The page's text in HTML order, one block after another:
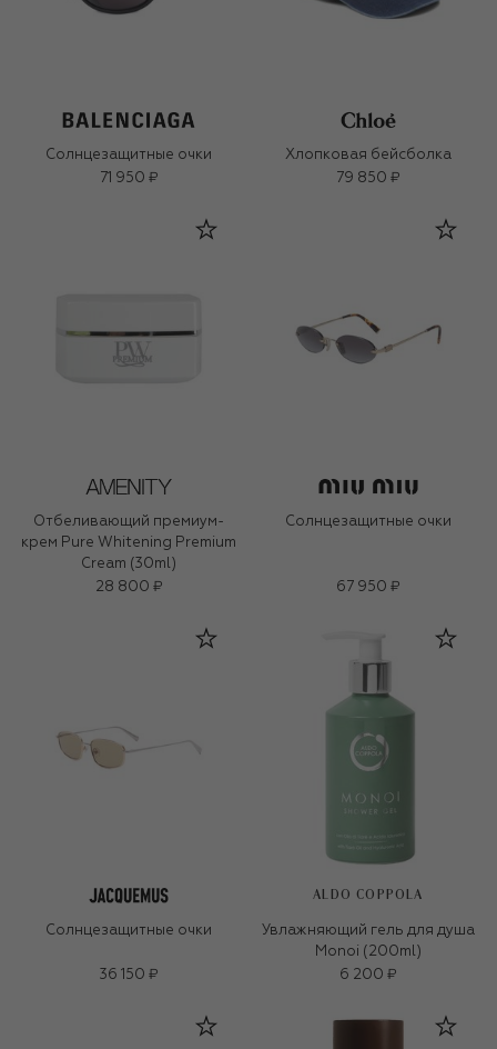
Солнцезащитные очки
71 950 ₽
Хлопковая бейсболка
79 850 ₽
Отбеливающий премиум-
крем Pure Whitening Premium
Cream (30ml)
28 800 ₽
Солнцезащитные очки
67 950 ₽
Солнцезащитные очки
36 150 ₽
ALDO COPPOLA
Увлажняющий гель для душа
Monoi (200ml)
6 200 ₽